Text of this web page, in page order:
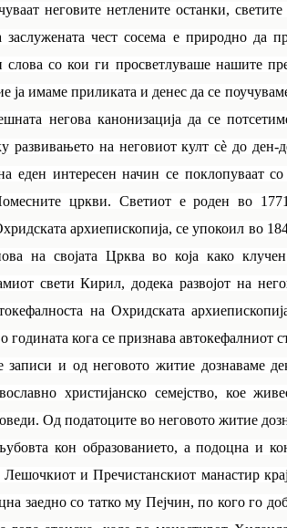
неговите нетлените останки,
заслужената чест сосема е природно да
слова со кои ги просветлуваше нашите
ја имаме приликата и денес да се
негова канонизација да се
развивањето на неговиот култ сè до
еден интересен начин се поклопуваат
цркви. Светиот е роден во
архиепископија, се упокоил во
на својата Црква во која како
свети Кирил, додека развојот на
на Охридската
годината кога се признава
записи и од неговото житие дознаваме
христијанско семејство, кое
Од податоците во неговото житие
кон образованието, а подоцна и
и Пречистанскиот манастир
заедно со татко му Пејчин, по кого го